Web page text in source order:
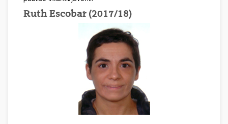
Ruth Escobar (2017/18)